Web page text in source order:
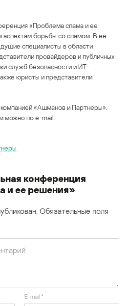
«Проблема спама и ее
борьбы со спамом. В ее
специалисты в области
провайдеров и публичных
служб безопасности и ИТ-
юристы и представители
«Ашманов и Партнеры».
можно по e-mail:
конференция
и ее решения»
Обязательные поля
E-mail *